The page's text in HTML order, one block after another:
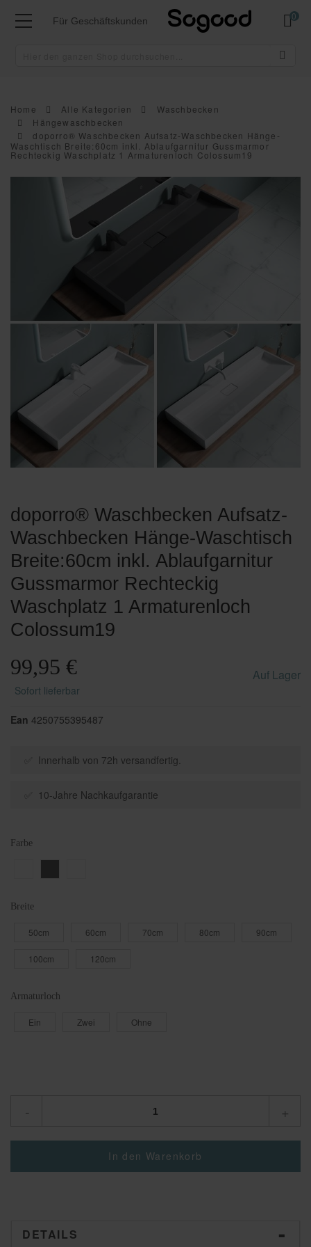
Für Geschäftskunden
Home Alle Kategorien
Waschbecken
Hängewaschbecken
doporro® Waschbecken Aufsatz-Waschbecken Hänge-
Waschtisch Breite:60cm inkl. Ablaufgarnitur Gussmarmor
Rechteckig Waschplatz 1 Armaturenloch Colossum19
doporro® Waschbecken Aufsatz-
Waschbecken Hänge-Waschtisch
Breite:60cm inkl. Ablaufgarnitur
Gussmarmor Rechteckig
Waschplatz 1 Armaturenloch
Colossum19
99,95 €
Sofort lieferbar
Auf Lager
Ean 4250755395487
✅ Innerhalb von 72h versandfertig.
✅ 10-Jahre Nachkaufgarantie
Farbe
Breite
50cm 60cm 70cm 80cm 90cm
100cm 120cm
Armaturloch
Ein Zwei Ohne
- +
In den Warenkorb
DETAILS